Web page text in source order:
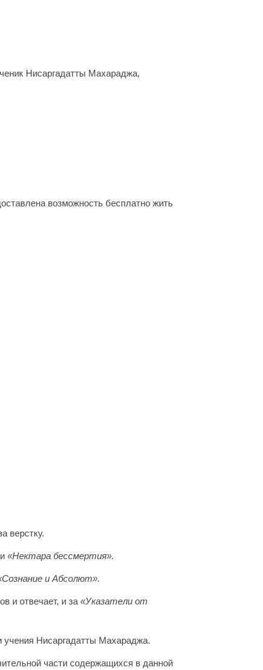
Нисаргадатты Махараджа,
возможность бесплатно жить
верстку.
и «Нектара бессмертия».
и Абсолют».
и отвечает, и за «Указатели от
учения Нисаргадатты Махараджа.
части содержащихся в данной